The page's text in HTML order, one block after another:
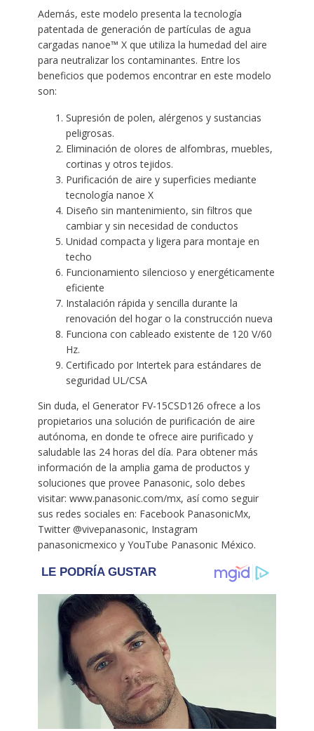
Además, este modelo presenta la tecnología
patentada de generación de partículas de agua
cargadas nanoe™ X que utiliza la humedad del aire
para neutralizar los contaminantes. Entre los
beneficios que podemos encontrar en este modelo
son:
Supresión de polen, alérgenos y sustancias
peligrosas.
Eliminación de olores de alfombras, muebles,
cortinas y otros tejidos.
Purificación de aire y superficies mediante
tecnología nanoe X
Diseño sin mantenimiento, sin filtros que
cambiar y sin necesidad de conductos
Unidad compacta y ligera para montaje en
techo
Funcionamiento silencioso y energéticamente
eficiente
Instalación rápida y sencilla durante la
renovación del hogar o la construcción nueva
Funciona con cableado existente de 120 V/60
Hz.
Certificado por Intertek para estándares de
seguridad UL/CSA
Sin duda, el Generator FV-15CSD126 ofrece a los
propietarios una solución de purificación de aire
autónoma, en donde te ofrece aire purificado y
saludable las 24 horas del día. Para obtener más
información de la amplia gama de productos y
soluciones que provee Panasonic, solo debes
visitar: www.panasonic.com/mx, así como seguir
sus redes sociales en: Facebook PanasonicMx,
Twitter @vivepanasonic, Instagram
panasonicmexico y YouTube Panasonic México.